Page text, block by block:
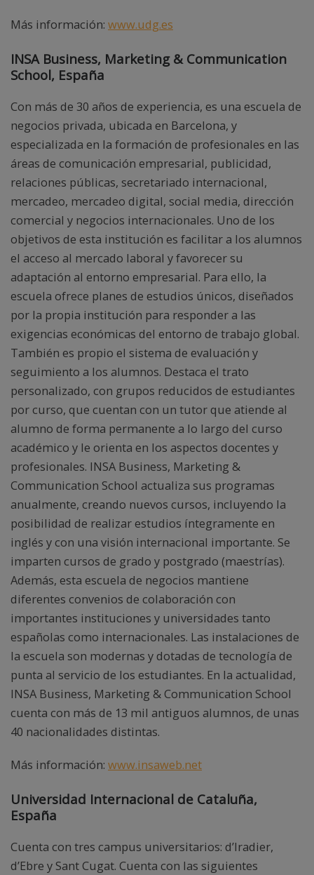
Más información: www.udg.es
INSA Business, Marketing & Communication
School, España
Con más de 30 años de experiencia, es una escuela de
negocios privada, ubicada en Barcelona, y
especializada en la formación de profesionales en las
áreas de comunicación empresarial, publicidad,
relaciones públicas, secretariado internacional,
mercadeo, mercadeo digital, social media, dirección
comercial y negocios internacionales. Uno de los
objetivos de esta institución es facilitar a los alumnos
el acceso al mercado laboral y favorecer su
adaptación al entorno empresarial. Para ello, la
escuela ofrece planes de estudios únicos, diseñados
por la propia institución para responder a las
exigencias económicas del entorno de trabajo global.
También es propio el sistema de evaluación y
seguimiento a los alumnos. Destaca el trato
personalizado, con grupos reducidos de estudiantes
por curso, que cuentan con un tutor que atiende al
alumno de forma permanente a lo largo del curso
académico y le orienta en los aspectos docentes y
profesionales. INSA Business, Marketing &
Communication School actualiza sus programas
anualmente, creando nuevos cursos, incluyendo la
posibilidad de realizar estudios íntegramente en
inglés y con una visión internacional importante. Se
imparten cursos de grado y postgrado (maestrías).
Además, esta escuela de negocios mantiene
diferentes convenios de colaboración con
importantes instituciones y universidades tanto
españolas como internacionales. Las instalaciones de
la escuela son modernas y dotadas de tecnología de
punta al servicio de los estudiantes. En la actualidad,
INSA Business, Marketing & Communication School
cuenta con más de 13 mil antiguos alumnos, de unas
40 nacionalidades distintas.
Más información: www.insaweb.net
Universidad Internacional de Cataluña,
España
Cuenta con tres campus universitarios: d’Iradier,
d’Ebre y Sant Cugat. Cuenta con las siguientes